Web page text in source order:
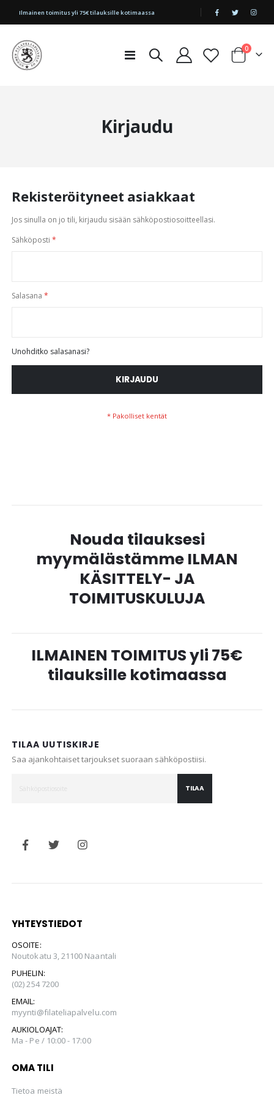
|
Ilmainen toimitus yli 75€ tilauksille kotimaassa
Toggle
Cart
0tuotetta
Kirjaudu
Rekisteröityneet asiakkaat
Jos sinulla on jo tili, kirjaudu sisään sähköpostiosoitteellasi.
Sähköposti
Salasana
Unohditko salasanasi?
KIRJAUDU
Nouda tilauksesi
myymälästämme ILMAN
KÄSITTELY- JA
TOIMITUSKULUJA
ILMAINEN TOIMITUS yli 75€
tilauksille kotimaassa
TILAA UUTISKIRJE
Saa ajankohtaiset tarjoukset suoraan sähköpostiisi.
TILAA
YHTEYSTIEDOT
OSOITE:
Noutokatu 3, 21100 Naantali
PUHELIN:
(02) 254 7200
EMAIL:
myynti@filateliapalvelu.com
AUKIOLOAJAT:
Ma - Pe / 10:00 - 17:00
OMA TILI
Tietoa meistä